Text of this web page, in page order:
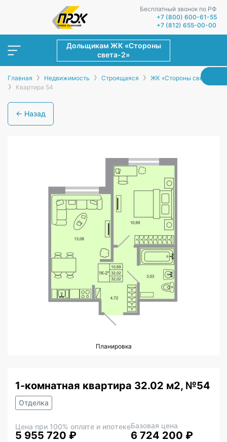
Бесплатный звонок по РФ
+7 (800) 600-61-55
+7 (812) 655-00-00
Дольщикам ЖК «Стороны
света-2»
Главная › Недвижимость › Строящаяся › ЖК «Стороны света-2»
› Квартира 54
← Назад
Планировка
1-комнатная квартира 32.02 м2, №54
Отделка
Цена при 100% оплате и ипотеке
5 955 720 ₽
Базовая цена
6 724 200 ₽